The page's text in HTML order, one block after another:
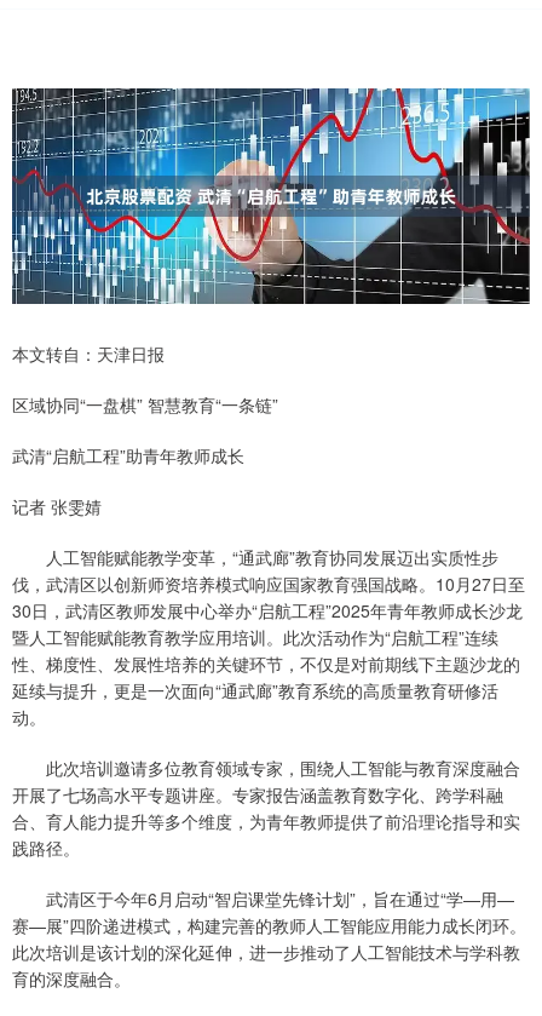
本文转自：天津日报
区域协同“一盘棋” 智慧教育“一条链”
武清“启航工程”助青年教师成长
记者 张雯婧
人工智能赋能教学变革，“通武廊”教育协同发展迈出实质性步
伐，武清区以创新师资培养模式响应国家教育强国战略。10月27日至
30日，武清区教师发展中心举办“启航工程”2025年青年教师成长沙龙
暨人工智能赋能教育教学应用培训。此次活动作为“启航工程”连续
性、梯度性、发展性培养的关键环节，不仅是对前期线下主题沙龙的
延续与提升，更是一次面向“通武廊”教育系统的高质量教育研修活
动。
此次培训邀请多位教育领域专家，围绕人工智能与教育深度融合
开展了七场高水平专题讲座。专家报告涵盖教育数字化、跨学科融
合、育人能力提升等多个维度，为青年教师提供了前沿理论指导和实
践路径。
武清区于今年6月启动“智启课堂先锋计划”，旨在通过“学—用—
赛—展”四阶递进模式，构建完善的教师人工智能应用能力成长闭环。
此次培训是该计划的深化延伸，进一步推动了人工智能技术与学科教
育的深度融合。